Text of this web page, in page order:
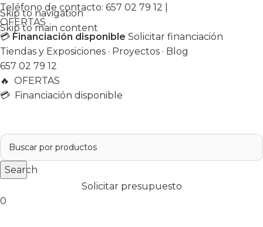
Skip to navigation
Skip to main content
Teléfono de contacto: 657 02 79 12
OFERTAS
💳 Financiación disponible Solicitar financiación
Tiendas y Exposiciones · Proyectos · Blog
657 02 79 12
🔥 OFERTAS
💳 Financiación disponible
Search
Solicitar presupuesto
0